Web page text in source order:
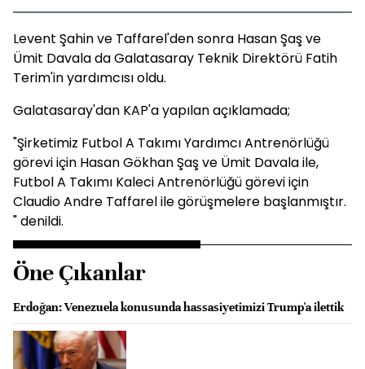
Levent Şahin ve Taffarel'den sonra Hasan Şaş ve
Ümit Davala da Galatasaray Teknik Direktörü Fatih
Terim'in yardımcısı oldu.
Galatasaray'dan KAP'a yapılan açıklamada;
"Şirketimiz Futbol A Takımı Yardımcı Antrenörlüğü
görevi için Hasan Gökhan Şaş ve Ümit Davala ile,
Futbol A Takımı Kaleci Antrenörlüğü görevi için
Claudio Andre Taffarel ile görüşmelere başlanmıştır.
" denildi.
Öne Çıkanlar
Erdoğan: Venezuela konusunda hassasiyetimizi Trump'a ilettik